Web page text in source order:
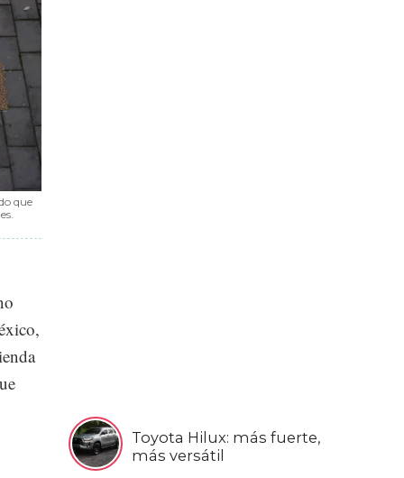
Toyota Hilux: más fuerte,
más versátil
que